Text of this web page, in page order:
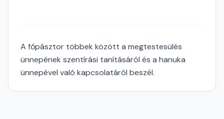
A főpásztor többek között a megtestesülés
ünnepének szentírási tanításáról és a hanuka
ünnepével való kapcsolatáról beszél.